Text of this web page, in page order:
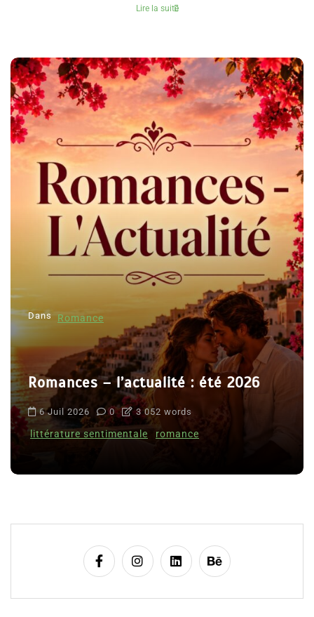
Lire la suite
Dans Romance
Romances – l’actualité : été 2026
6 Juil 2026 0 3 052 words
littérature sentimentale romance